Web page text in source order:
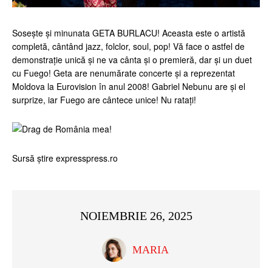
Sosește și minunata GETA BURLACU! Aceasta este o artistă
completă, cântând jazz, folclor, soul, pop! Vă face o astfel de
demonstrație unică și ne va cânta și o premieră, dar și un duet
cu Fuego! Geta are nenumărate concerte și a reprezentat
Moldova la Eurovision în anul 2008! Gabriel Nebunu are și el
surprize, iar Fuego are cântece unice! Nu ratați!
Sursă știre expresspress.ro
NOIEMBRIE 26, 2025
MARIA